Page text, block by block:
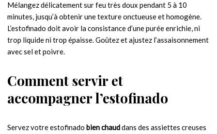
Mélangez délicatement sur feu très doux pendant 5 à 10
minutes, jusqu’à obtenir une texture onctueuse et homogène.
L’estofinado doit avoir la consistance d’une purée enrichie, ni
trop liquide ni trop épaisse. Goûtez et ajustez l’assaisonnement
avec sel et poivre.
Comment servir et
accompagner l’estofinado
Servez votre estofinado bien chauddans des assiettes creuses